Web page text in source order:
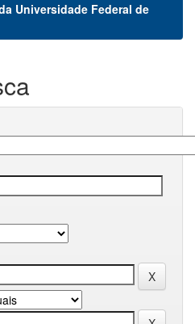
Universidade Federal de